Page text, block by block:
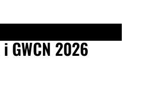
GWCN 2026